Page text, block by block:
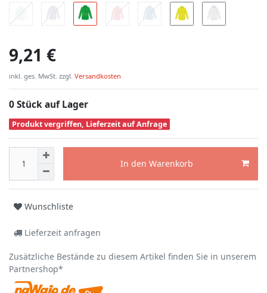
9,21 €
inkl. ges. MwSt. zzgl. Versandkosten
0 Stück auf Lager
Produkt vergriffen, Lieferzeit auf Anfrage
In den Warenkorb
Wunschliste
Lieferzeit anfragen
Zusätzliche Bestände zu diesem Artikel finden Sie in unserem
Partnershop*